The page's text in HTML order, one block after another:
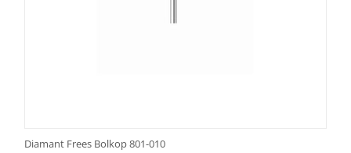
Diamant Frees Bolkop 801-010